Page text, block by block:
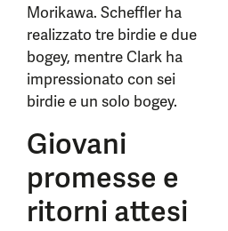
Morikawa. Scheffler ha
realizzato tre birdie e due
bogey, mentre Clark ha
impressionato con sei
birdie e un solo bogey.
Giovani
promesse e
ritorni attesi